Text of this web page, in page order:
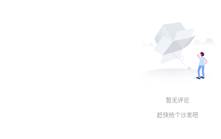
暂无评论
赶快抢个沙发吧